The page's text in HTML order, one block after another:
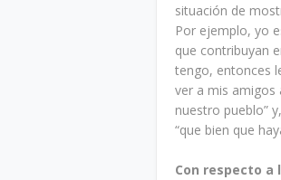
situación de
Por ejemplo, yo
que contribuyan
tengo, entonces
ver a mis amigos
nuestro pueblo”
“que bien que
Con respecto a